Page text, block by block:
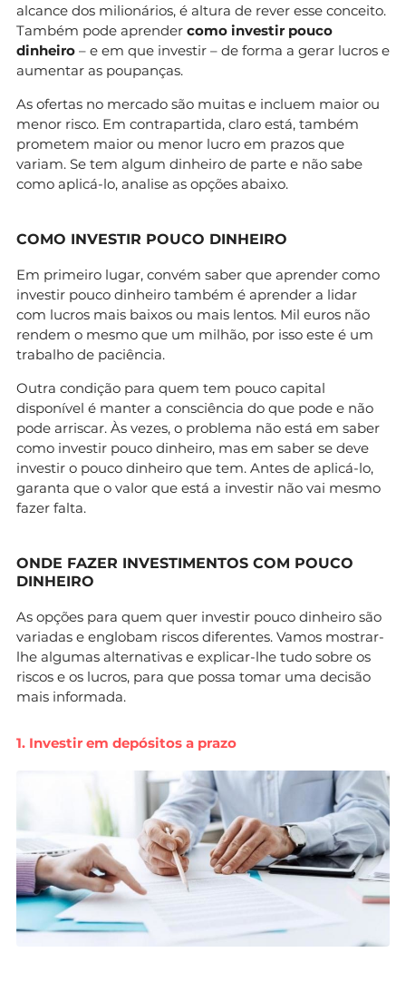
alcance dos milionários, é altura de rever esse conceito.
Também pode aprender como investir pouco
dinheiro – e em que investir – de forma a gerar lucros e
aumentar as poupanças.
As ofertas no mercado são muitas e incluem maior ou
menor risco. Em contrapartida, claro está, também
prometem maior ou menor lucro em prazos que
variam. Se tem algum dinheiro de parte e não sabe
como aplicá-lo, analise as opções abaixo.
COMO INVESTIR POUCO DINHEIRO
Em primeiro lugar, convém saber que aprender como
investir pouco dinheiro também é aprender a lidar
com lucros mais baixos ou mais lentos. Mil euros não
rendem o mesmo que um milhão, por isso este é um
trabalho de paciência.
Outra condição para quem tem pouco capital
disponível é manter a consciência do que pode e não
pode arriscar. Às vezes, o problema não está em saber
como investir pouco dinheiro, mas em saber se deve
investir o pouco dinheiro que tem. Antes de aplicá-lo,
garanta que o valor que está a investir não vai mesmo
fazer falta.
ONDE FAZER INVESTIMENTOS COM POUCO
DINHEIRO
As opções para quem quer investir pouco dinheiro são
variadas e englobam riscos diferentes. Vamos mostrar-
lhe algumas alternativas e explicar-lhe tudo sobre os
riscos e os lucros, para que possa tomar uma decisão
mais informada.
1. Investir em depósitos a prazo